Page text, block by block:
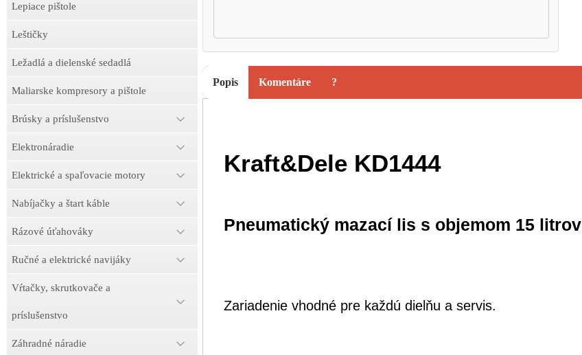
Lepiace pištole
Leštičky
Ležadlá a dielenské sedadlá
Maliarske kompresory a pištole
Brúsky a príslušenstvo
Elektronáradie
Elektrické a spaľovacie motory
Nabíjačky a štart káble
Rázové úťahováky
Ručné a elektrické navijáky
Vŕtačky, skrutkovače a
príslušenstvo
Záhradné náradie
Popis Komentáre ?
Kraft&Dele KD1444
Pneumatický mazací lis s objemom 15 litrov
Zariadenie vhodné pre každú dielňu a servis.